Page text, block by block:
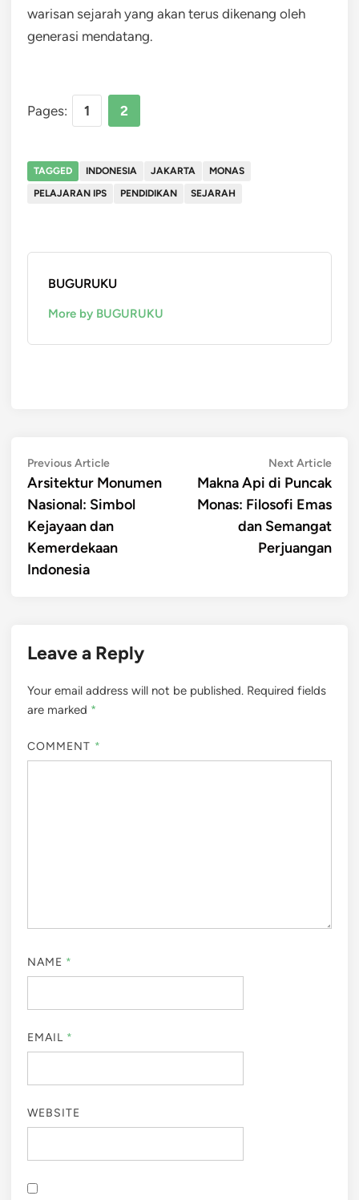
warisan sejarah yang akan terus dikenang oleh
generasi mendatang.
Pages: 1 2
TAGGED INDONESIA JAKARTA
MONAS
PELAJARAN IPS
PENDIDIKAN SEJARAH
BUGURUKU
More by BUGURUKU
Post
navigation
Previous ArticlePrevious
article:
Arsitektur Monumen
Nasional: Simbol
Kejayaan dan
Kemerdekaan
Indonesia
Next ArticleNext
Makna Api di Puncak
Monas: Filosofi Emas
dan Semangat
Perjuangan
Leave a Reply
Your email address will not be published. Required fields
are marked *
COMMENT *
NAME *
EMAIL *
WEBSITE